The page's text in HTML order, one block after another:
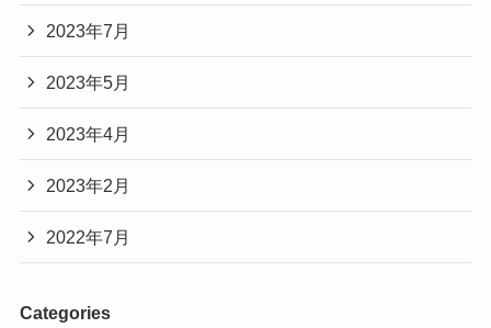
2023年7月
2023年5月
2023年4月
2023年2月
2022年7月
Categories